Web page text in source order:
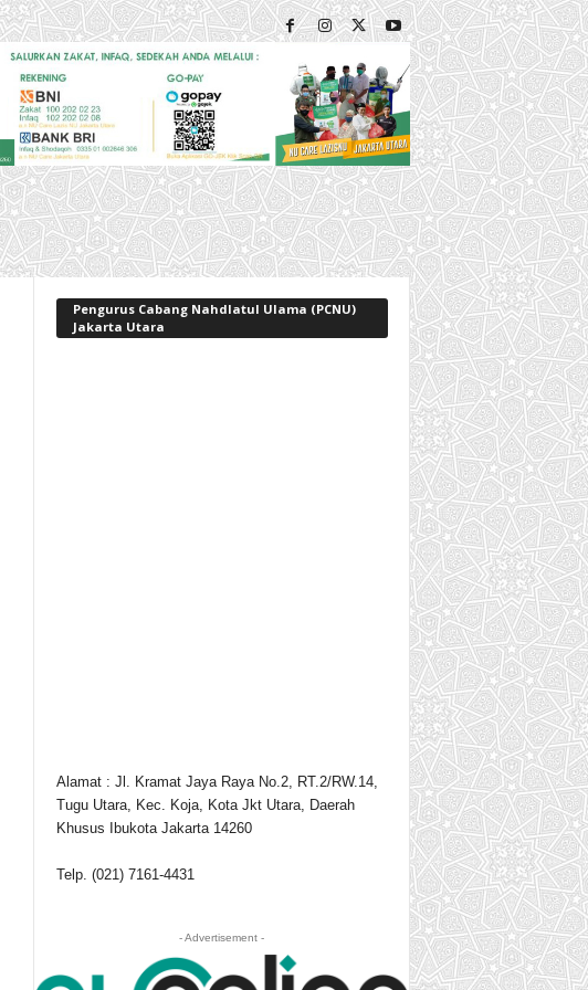
Pengurus Cabang Nahdlatul Ulama (PCNU)
Jakarta Utara
Alamat : Jl. Kramat Jaya Raya No.2, RT.2/RW.14,
Tugu Utara, Kec. Koja, Kota Jkt Utara, Daerah
Khusus Ibukota Jakarta 14260
Telp. (021) 7161-4431
- Advertisement -